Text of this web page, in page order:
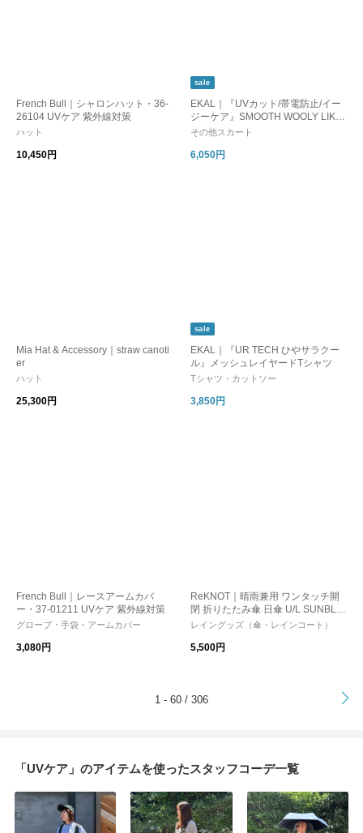
French Bull｜シャロンハット・36-
26104 UVケア 紫外線対策
ハット
10,450円
sale
EKAL｜『UVカット/帯電防止/イー
ジーケア』SMOOTH WOOLY LIKE
スカート
その他スカート
6,050円
Mia Hat & Accessory｜straw canoti
er
ハット
25,300円
sale
EKAL｜『UR TECH ひやサラクー
ル』メッシュレイヤードTシャツ
Tシャツ・カットソー
3,850円
French Bull｜レースアームカバ
ー・37-01211 UVケア 紫外線対策
グローブ・手袋・アームカバー
3,080円
ReKNOT｜晴雨兼用 ワンタッチ開
閉 折りたたみ傘 日傘 U/L SUNBLO
CK UMBRELLA AUTOMATIC rkn-2
レイングッズ（傘・レインコート）
5,500円
1 - 60 / 306
「UVケア」のアイテムを使ったスタッフコーデ一覧